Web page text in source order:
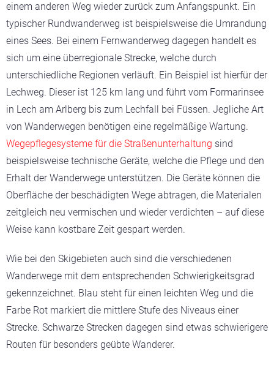
einem anderen Weg wieder zurück zum Anfangspunkt. Ein
typischer Rundwanderweg ist beispielsweise die Umrandung
eines Sees. Bei einem Fernwanderweg dagegen handelt es
sich um eine überregionale Strecke, welche durch
unterschiedliche Regionen verläuft. Ein Beispiel ist hierfür der
Lechweg. Dieser ist 125 km lang und führt vom Formarinsee
in Lech am Arlberg bis zum Lechfall bei Füssen. Jegliche Art
von Wanderwegen benötigen eine regelmäßige Wartung.
Wegepflegesysteme für die Straßenunterhaltung sind
beispielsweise technische Geräte, welche die Pflege und den
Erhalt der Wanderwege unterstützen. Die Geräte können die
Oberfläche der beschädigten Wege abtragen, die Materialen
zeitgleich neu vermischen und wieder verdichten – auf diese
Weise kann kostbare Zeit gespart werden.
Wie bei den Skigebieten auch sind die verschiedenen
Wanderwege mit dem entsprechenden Schwierigkeitsgrad
gekennzeichnet. Blau steht für einen leichten Weg und die
Farbe Rot markiert die mittlere Stufe des Niveaus einer
Strecke. Schwarze Strecken dagegen sind etwas schwierigere
Routen für besonders geübte Wanderer.